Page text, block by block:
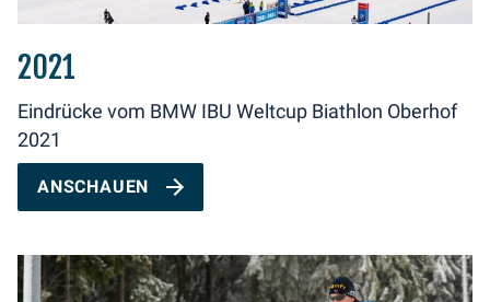
2021
Eindrücke vom BMW IBU Weltcup Biathlon Oberhof
2021
ANSCHAUEN